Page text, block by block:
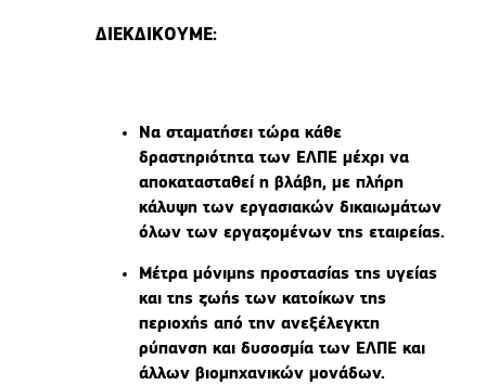
ΔΙΕΚΔΙΚΟΥΜΕ:
Να σταματήσει τώρα κάθε
δραστηριότητα των ΕΛΠΕ μέχρι να
αποκατασταθεί η βλάβη, με πλήρη
κάλυψη των εργασιακών δικαιωμάτων
όλων των εργαζομένων της εταιρείας.
Μέτρα μόνιμης προστασίας της υγείας
και της ζωής των κατοίκων της
περιοχής από την ανεξέλεγκτη
ρύπανση και δυσοσμία των ΕΛΠΕ και
άλλων βιομηχανικών μονάδων.